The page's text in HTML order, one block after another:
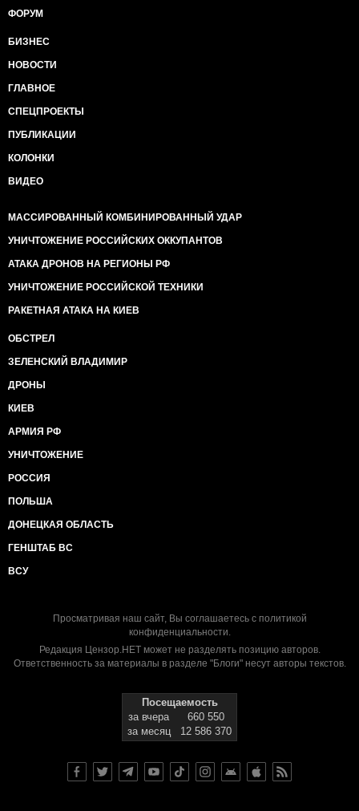
ФОРУМ
БИЗНЕС
НОВОСТИ
ГЛАВНОЕ
СПЕЦПРОЕКТЫ
ПУБЛИКАЦИИ
КОЛОНКИ
ВИДЕО
МАССИРОВАННЫЙ КОМБИНИРОВАННЫЙ УДАР
УНИЧТОЖЕНИЕ РОССИЙСКИХ ОККУПАНТОВ
АТАКА ДРОНОВ НА РЕГИОНЫ РФ
УНИЧТОЖЕНИЕ РОССИЙСКОЙ ТЕХНИКИ
РАКЕТНАЯ АТАКА НА КИЕВ
ОБСТРЕЛ
ЗЕЛЕНСКИЙ ВЛАДИМИР
ДРОНЫ
КИЕВ
АРМИЯ РФ
УНИЧТОЖЕНИЕ
РОССИЯ
ПОЛЬША
ДОНЕЦКАЯ ОБЛАСТЬ
ГЕНШТАБ ВС
ВСУ
Просматривая наш сайт, Вы соглашаетесь с политикой
конфиденциальности.
Редакция Цензор.НЕТ может не разделять позицию авторов.
Ответственность за материалы в разделе "Блоги" несут авторы текстов.
Посещаемость
за вчера
660 550
за месяц
12 586 370